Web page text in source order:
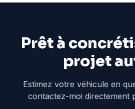
Prêt à
projet
Estimez votre véhicule en
contactez-moi directement